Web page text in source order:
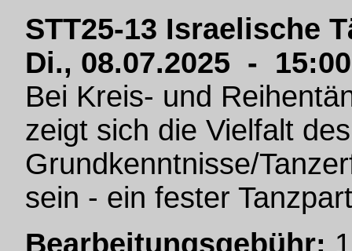
STT25-13 Israelische
Di., 08.07.2025 -
Bei Kreis- und
zeigt sich die Vielfalt
Grundkenntnisse/
sein - ein fester
Bearbeitungsgebühr: